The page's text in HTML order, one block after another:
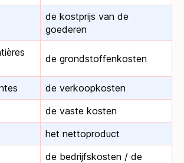
de kostprijs van de
goederen
de grondstoffenkosten
de verkoopkosten
de vaste kosten
het nettoproduct
de bedrijfskosten / de